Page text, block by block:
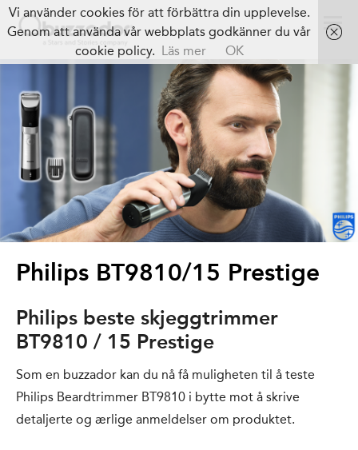
Philips BT9810/15 Prestige
Philips beste skjeggtrimmer
BT9810 / 15 Prestige
Som en buzzador kan du nå få muligheten til å teste
Philips Beardtrimmer BT9810 i bytte mot å skrive
detaljerte og ærlige anmeldelser om produktet.
Vi använder cookies för att förbättra din upplevelse.
Genom att använda vår webbplats godkänner du vår
cookie policy. Läs mer OK